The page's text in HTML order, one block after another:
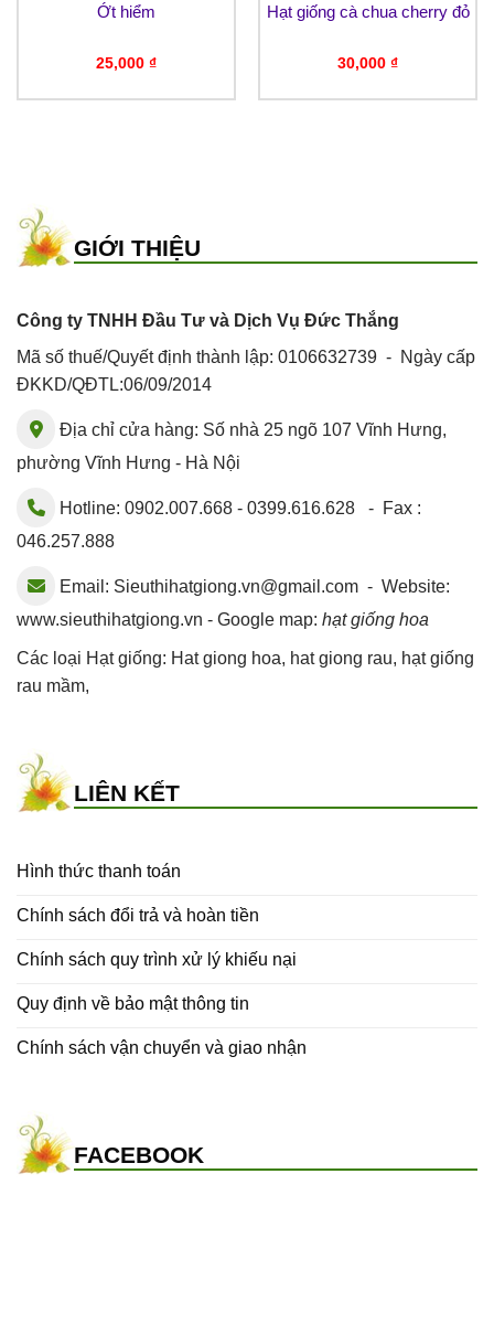
Ớt hiểm
25,000 ₫
Hạt giống cà chua cherry đỏ
30,000 ₫
GIỚI THIỆU
Công ty TNHH Đầu Tư và Dịch Vụ Đức Thắng
Mã số thuế/Quyết định thành lập: 0106632739 - Ngày cấp
ĐKKD/QĐTL:06/09/2014
Địa chỉ cửa hàng: Số nhà 25 ngõ 107 Vĩnh Hưng,
phường Vĩnh Hưng - Hà Nội
Hotline: 0902.007.668 - 0399.616.628 - Fax :
046.257.888
Email: Sieuthihatgiong.vn@gmail.com - Website:
www.sieuthihatgiong.vn - Google map: hạt giống hoa
Các loại Hạt giống: Hat giong hoa, hat giong rau, hạt giống
rau mầm,
LIÊN KẾT
Hình thức thanh toán
Chính sách đổi trả và hoàn tiền
Chính sách quy trình xử lý khiếu nại
Quy định về bảo mật thông tin
Chính sách vận chuyển và giao nhận
FACEBOOK